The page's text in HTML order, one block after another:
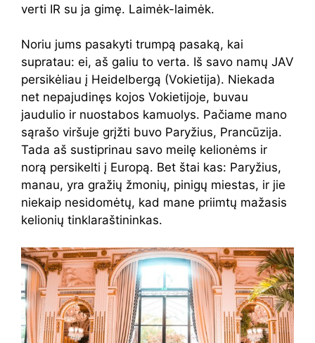
verti IR su ja gimę. Laimėk-laimėk.
Noriu jums pasakyti trumpą pasaką, kai
supratau: ei, aš galiu to verta. Iš savo namų JAV
persikėliau į Heidelbergą (Vokietija). Niekada
net nepajudinęs kojos Vokietijoje, buvau
jaudulio ir nuostabos kamuolys. Pačiame mano
sąrašo viršuje grįžti buvo Paryžius, Prancūzija.
Tada aš sustiprinau savo meilę kelionėms ir
norą persikelti į Europą. Bet štai kas: Paryžius,
manau, yra gražių žmonių, pinigų miestas, ir jie
niekaip nesidomėtų, kad mane priimtų mažasis
kelionių tinklaraštininkas.